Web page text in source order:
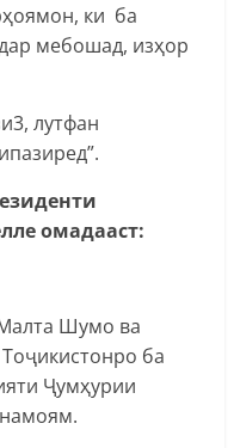
ки ба
мебошад, изҳор
лутфан
омадааст:
Шумо ва
ба
Ҷумҳурии